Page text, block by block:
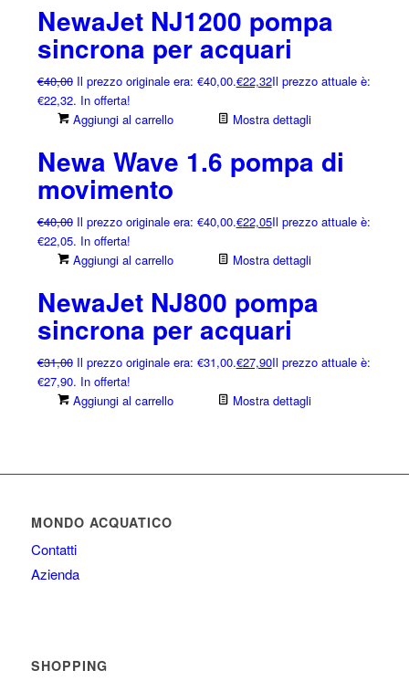
NewaJet NJ1200 pompa
sincrona per acquari
€40,00 Il prezzo originale era: €40,00.€22,32Il prezzo attuale è:
€22,32. In offerta!
Aggiungi al carrello
Mostra dettagli
Newa Wave 1.6 pompa di
movimento
€40,00 Il prezzo originale era: €40,00.€22,05Il prezzo attuale è:
€22,05. In offerta!
Aggiungi al carrello
Mostra dettagli
NewaJet NJ800 pompa
sincrona per acquari
€31,00 Il prezzo originale era: €31,00.€27,90Il prezzo attuale è:
€27,90. In offerta!
Aggiungi al carrello
Mostra dettagli
MONDO ACQUATICO
Contatti
Azienda
SHOPPING